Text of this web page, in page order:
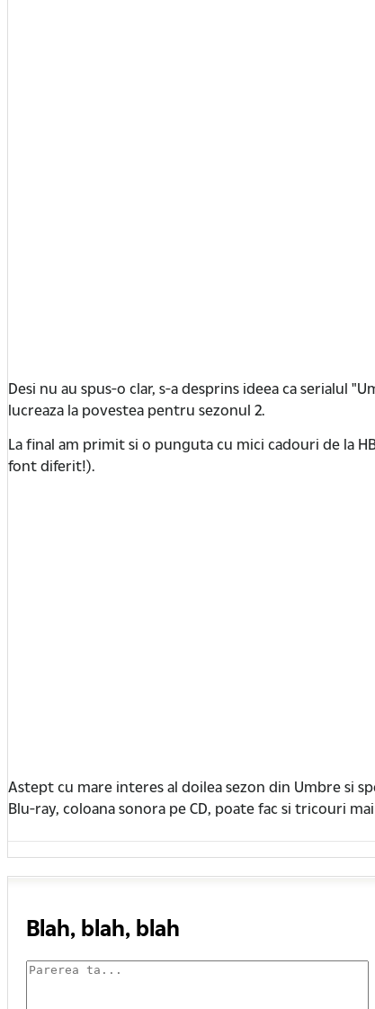
Desi nu au spus-o clar, s-a desprins ideea ca serialul
lucreaza la povestea pentru sezonul 2.
La final am primit si o punguta cu mici cadouri de la
font diferit!).
Astept cu mare interes al doilea sezon din Umbre si
Blu-ray, coloana sonora pe CD, poate fac si tricouri
Blah, blah, blah